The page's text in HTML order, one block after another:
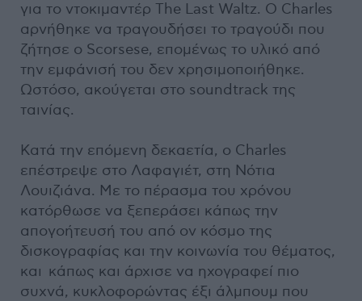
για το ντοκιμαντέρ The Last Waltz. Ο Charles
αρνήθηκε να τραγουδήσει το τραγούδι που
ζήτησε ο Scorsese, επομένως το υλικό από
την εμφάνισή του δεν χρησιμοποιήθηκε.
Ωστόσο, ακούγεται στο soundtrack της
ταινίας.
Κατά την επόμενη δεκαετία, ο Charles
επέστρεψε στο Λαφαγιέτ, στη Νότια
Λουιζιάνα. Με το πέρασμα του χρόνου
κατόρθωσε να ξεπεράσει κάπως την
απογοήτευσή του από ον κόσμο της
δισκογραφίας και την κοινωνία του θέματος,
και κάπως και άρχισε να ηχογραφεί πιο
συχνά, κυκλοφορώντας έξι άλμπουμ που